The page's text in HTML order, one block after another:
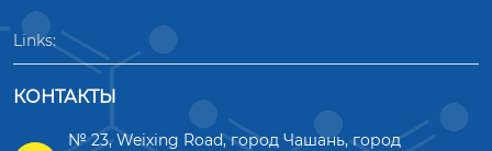
Links:
КОНТАКТЫ
№ 23, Weixing Road, город Чашань, город